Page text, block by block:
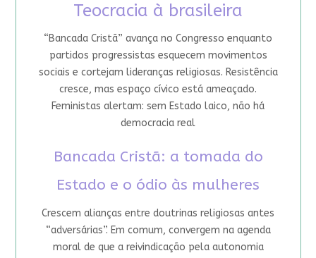
Teocracia à brasileira
“Bancada Cristã” avança no Congresso enquanto
partidos progressistas esquecem movimentos
sociais e cortejam lideranças religiosas. Resistência
cresce, mas espaço cívico está ameaçado.
Feministas alertam: sem Estado laico, não há
democracia real
Bancada Cristã: a tomada do
Estado e o ódio às mulheres
Crescem alianças entre doutrinas religiosas antes
“adversárias”. Em comum, convergem na agenda
moral de que a reivindicação pela autonomia